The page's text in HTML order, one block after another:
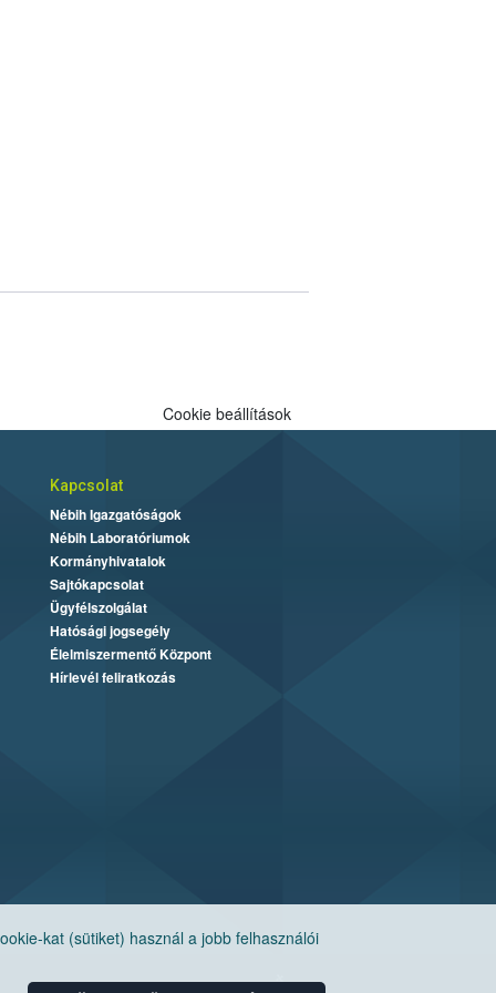
kat (sütiket) használ a jobb felhasználói
Cookie beállítások
Kapcsolat
Nébih Igazgatóságok
Nébih Laboratóriumok
Kormányhivatalok
Sajtókapcsolat
Ügyfélszolgálat
Hatósági jogsegély
Élelmiszermentő Központ
Hírlevél feliratkozás